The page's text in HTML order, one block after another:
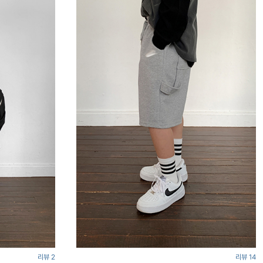
리뷰 2 리뷰 14